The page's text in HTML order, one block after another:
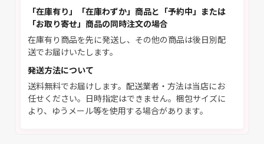
「在庫有り」「在庫わずか」商品と「予約中」または
「お取り寄せ」商品の同時注文の場合
在庫有り商品を先に発送し、その他の商品は後日別配
送でお届けいたします。
発送方法について
送料無料でお届けします。配送業者・方法は当店にお
任せください。日時指定はできません。梱包サイズに
より、ゆうメール等を使用する場合があります。